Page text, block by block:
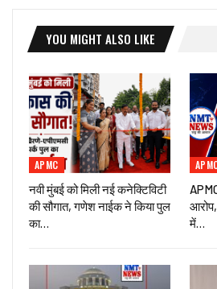
YOU MIGHT ALSO LIKE
APMC
नवी मुंबई को मिली नई कनेक्टिविटी
की सौगात, गणेश नाईक ने किया पुल
का…
में…